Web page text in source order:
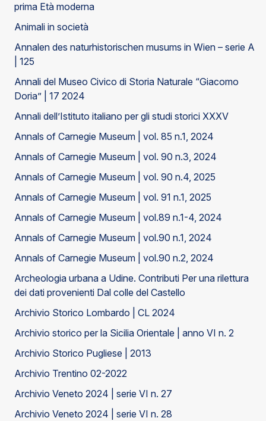
prima Età moderna
Animali in società
Annalen des naturhistorischen musums in Wien – serie A
| 125
Annali del Museo Civico di Storia Naturale “Giacomo
Doria” | 17 2024
Annali dell’Istituto italiano per gli studi storici XXXV
Annals of Carnegie Museum | vol. 85 n.1, 2024
Annals of Carnegie Museum | vol. 90 n.3, 2024
Annals of Carnegie Museum | vol. 90 n.4, 2025
Annals of Carnegie Museum | vol. 91 n.1, 2025
Annals of Carnegie Museum | vol.89 n.1-4, 2024
Annals of Carnegie Museum | vol.90 n.1, 2024
Annals of Carnegie Museum | vol.90 n.2, 2024
Archeologia urbana a Udine. Contributi Per una rilettura
dei dati provenienti Dal colle del Castello
Archivio Storico Lombardo | CL 2024
Archivio storico per la Sicilia Orientale | anno VI n. 2
Archivio Storico Pugliese | 2013
Archivio Trentino 02-2022
Archivio Veneto 2024 | serie VI n. 27
Archivio Veneto 2024 | serie VI n. 28